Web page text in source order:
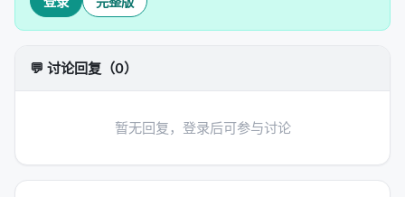
关键发现
论文在 Natural Questions、TriviaQA、PopQA 等数
据集上测试：
次数减少 30-50%）
在答案准确性上，Auto-RAG 持平或略优于传统
💬 讨论回复（0）
暂无回复，登录后可参与讨论